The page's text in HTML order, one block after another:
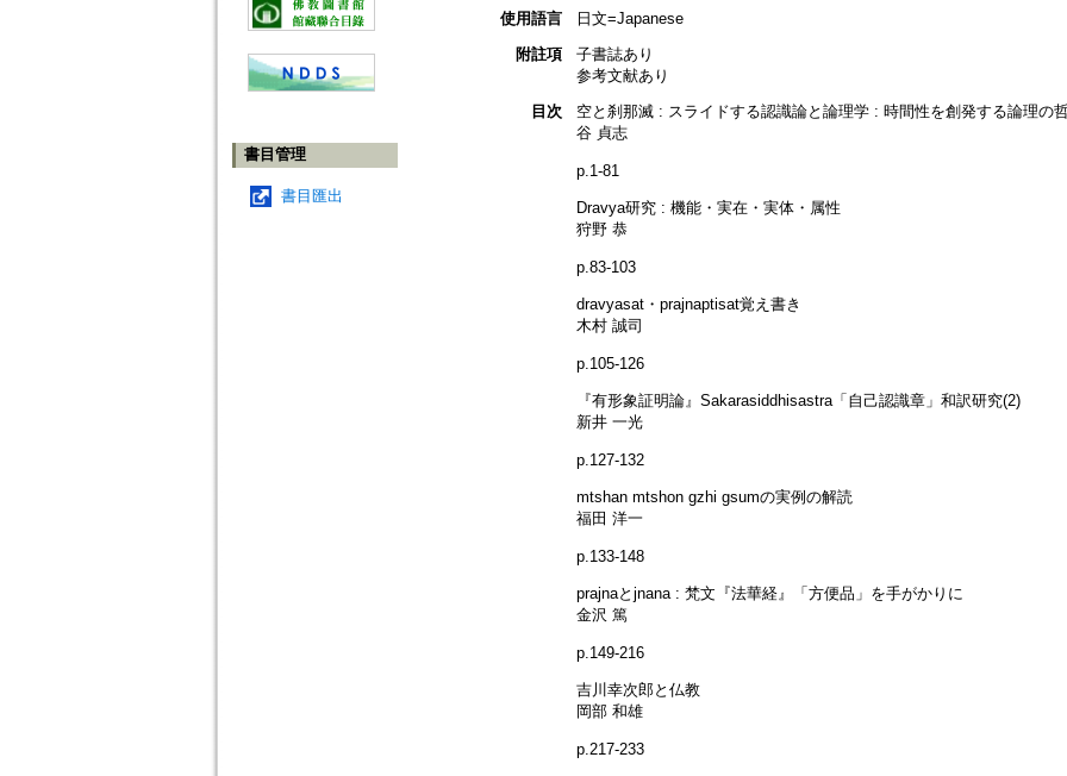
書目管理
書目匯出
使用語言
日文=Japanese
附註項
子書誌あり
参考文献あり
目次
空と刹那滅 : スライドする認識論と論理学 : 時間性を創発する論理の
谷 貞志
p.1-81
Dravya研究 : 機能・実在・実体・属性
狩野 恭
p.83-103
dravyasat・prajnaptisat覚え書き
木村 誠司
p.105-126
『有形象証明論』Sakarasiddhisastra「自己認識章」和訳研究(2)
新井 一光
p.127-132
mtshan mtshon gzhi gsumの実例の解読
福田 洋一
p.133-148
prajnaとjnana : 梵文『法華経』「方便品」を手がかりに
金沢 篤
p.149-216
吉川幸次郎と仏教
岡部 和雄
p.217-233